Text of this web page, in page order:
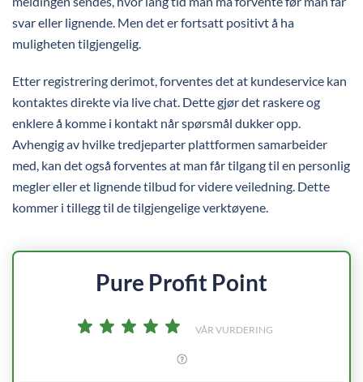
svar eller lignende. Men det er fortsatt positivt å ha
muligheten tilgjengelig.
Etter registrering derimot, forventes det at kundeservice kan
kontaktes direkte via live chat. Dette gjør det raskere og
enklere å komme i kontakt når spørsmål dukker opp.
Avhengig av hvilke tredjeparter plattformen samarbeider
med, kan det også forventes at man får tilgang til en personlig
megler eller et lignende tilbud for videre veiledning. Dette
kommer i tillegg til de tilgjengelige verktøyene.
Pure Profit Point
VÅR VURDERING